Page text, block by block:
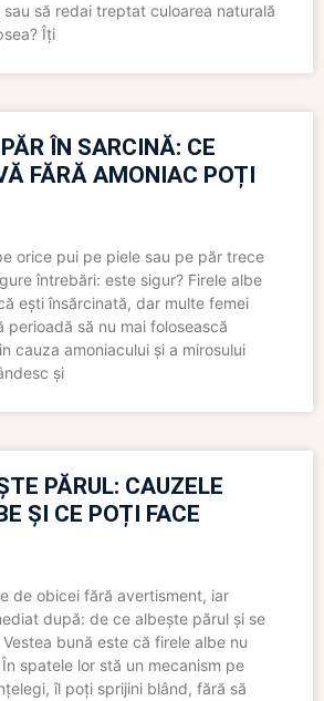
să redai treptat culoarea naturală
Îți
ÎN SARCINĂ: CE
FĂRĂ AMONIAC POȚI
orice pui pe piele sau pe păr trece
întrebări: este sigur? Firele albe
ești însărcinată, dar multe femei
perioadă să nu mai folosească
cauza amoniacului și a mirosului
și
PĂRUL: CAUZELE
ȘI CE POȚI FACE
de obicei fără avertisment, iar
după: de ce albește părul și se
bună este că firele albe nu
spatele lor stă un mecanism pe
îl poți sprijini blând, fără să